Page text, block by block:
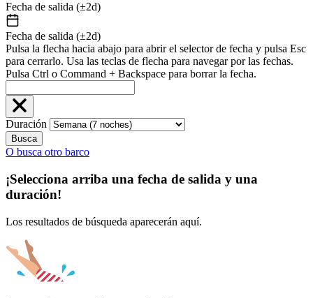
Fecha de salida (±2d)
Fecha de salida (±2d)
Pulsa la flecha hacia abajo para abrir el selector de fecha y pulsa Esc
para cerrarlo. Usa las teclas de flecha para navegar por las fechas.
Pulsa Ctrl o Command + Backspace para borrar la fecha.
Duración
Busca
O busca otro barco
¡Selecciona arriba una fecha de salida y una
duración!
Los resultados de búsqueda aparecerán aquí.